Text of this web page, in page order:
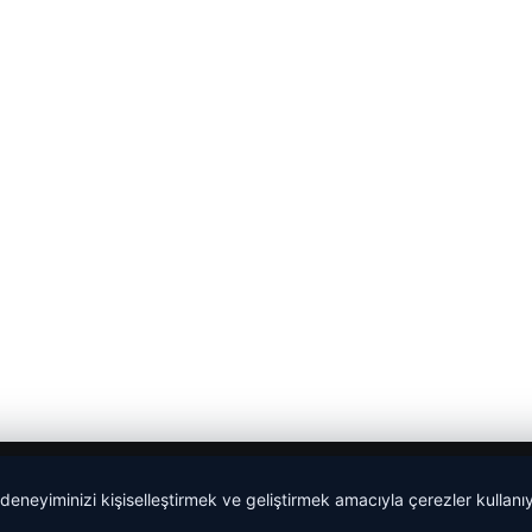
kişiselleştirmek ve geliştirmek amacıyla çerezler